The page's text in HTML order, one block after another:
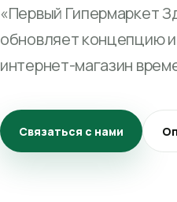
«Первый Гипермаркет
обновляет концепцию
интернет-магазин
Связаться с нами